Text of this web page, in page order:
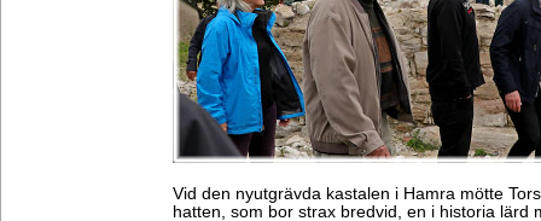
Vid den nyutgrävda kastalen i Hamra mötte
hatten, som bor strax bredvid, en i historia lärd